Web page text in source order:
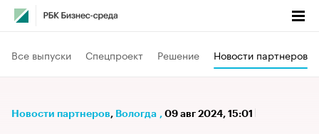
Все выпуски Спецпроект Решение Новости партнеров
Новости партнеров⁠, Вологда , 09 авг 2024, 15:01